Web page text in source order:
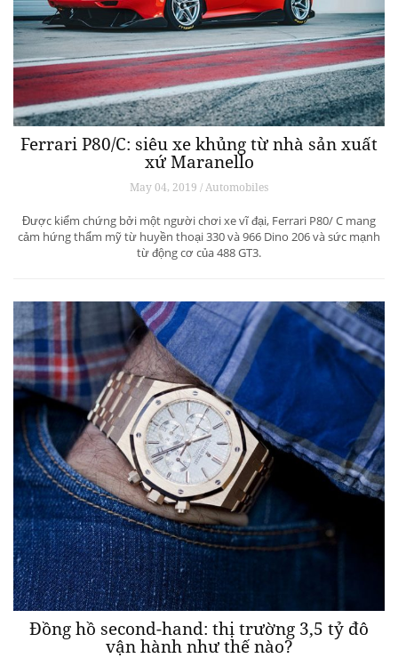
Ferrari P80/C: siêu xe khủng từ ​​nhà sản xuất
xứ Maranello
May 04, 2019 / Automobiles
Được kiểm chứng bởi một người chơi xe vĩ đại, Ferrari P80/ C mang
cảm hứng thẩm mỹ từ huyền thoại 330 và 966 Dino 206 và sức mạnh
từ động cơ của 488 GT3.
Đồng hồ second-hand: thị trường 3,5 tỷ đô
vận hành như thế nào?